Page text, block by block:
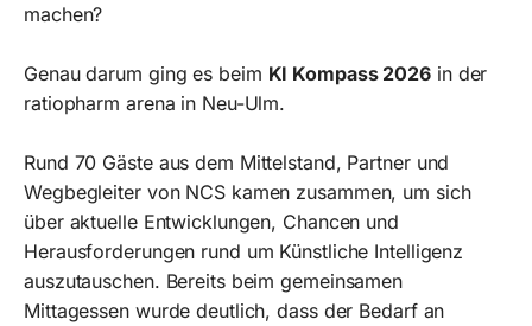
machen?
Genau darum ging es beim KI Kompass 2026 in der
ratiopharm arena in Neu-Ulm.
Rund 70 Gäste aus dem Mittelstand, Partner und
Wegbegleiter von NCS kamen zusammen, um sich
über aktuelle Entwicklungen, Chancen und
Herausforderungen rund um Künstliche Intelligenz
auszutauschen. Bereits beim gemeinsamen
Mittagessen wurde deutlich, dass der Bedarf an